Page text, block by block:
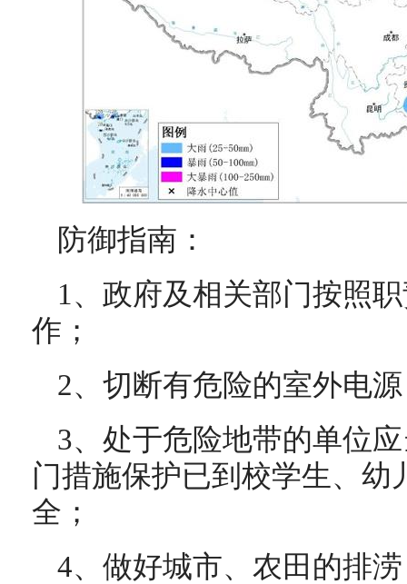
防御指南：
1、政府及相关部门按照
作；
2、切断有危险的室外电
3、处于危险地带的单位
门措施保护已到校学生、幼
全；
4、做好城市、农田的排